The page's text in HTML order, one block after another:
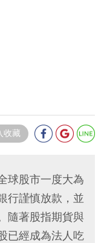
收藏
球股市一度大為
行謹慎放款，並
隨著股指期貨與
已經成為法人吃